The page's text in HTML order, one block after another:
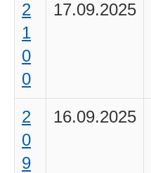
2
1
0
0
17.09.2025
2
0
9
16.09.2025